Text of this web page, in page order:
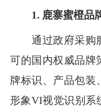
1. 鹿寨蜜橙品
通过政府采购
可的国内权威品牌
牌标识、产品包装
形象VI视觉识别系